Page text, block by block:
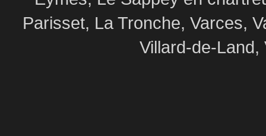
Parisset, La Tronche, Varces,
Villard-de-Land,